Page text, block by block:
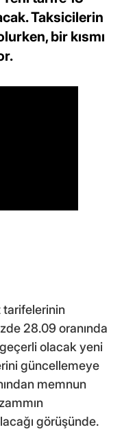
Taksicilerin
bir kısmı
tarifelerinin
28.09 oranında
olacak yeni
güncellemeye
memnun
görüşünde.